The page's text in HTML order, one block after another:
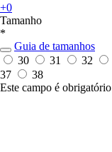
+0
Tamanho
*
Guia de tamanhos
30
31 32
37
38
Este campo é obrigatório